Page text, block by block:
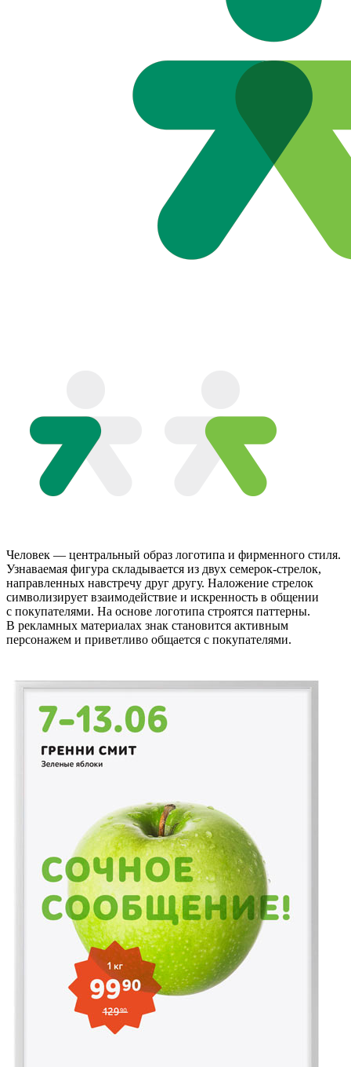
Человек — центральный образ логотипа и фирменного стиля.
Узнаваемая фигура складывается из двух семерок-стрелок,
направленных навстречу друг другу. Наложение стрелок
символизирует взаимодействие и искренность в общении
с покупателями. На основе логотипа строятся паттерны.
В рекламных материалах знак становится активным
персонажем и приветливо общается с покупателями.